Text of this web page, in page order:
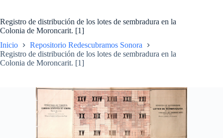
Registro de distribución de los lotes de sembradura en la
Colonia de Moroncarit. [1]
Inicio
Repositorio Redescubramos Sonora
Registro de distribución de los lotes de sembradura en la
Colonia de Moroncarit. [1]